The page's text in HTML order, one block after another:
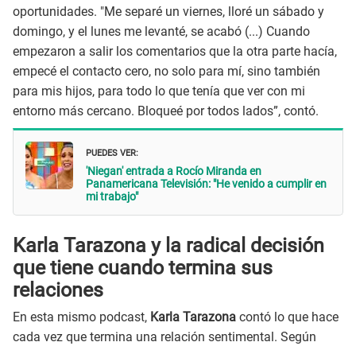
oportunidades. "Me separé un viernes, lloré un sábado y
domingo, y el lunes me levanté, se acabó (...) Cuando
empezaron a salir los comentarios que la otra parte hacía,
empecé el contacto cero, no solo para mí, sino también
para mis hijos, para todo lo que tenía que ver con mi
entorno más cercano. Bloqueé por todos lados”, contó.
PUEDES VER:
'Niegan' entrada a Rocío Miranda en
Panamericana Televisión: "He venido a cumplir en
mi trabajo"
Karla Tarazona y la radical decisión
que tiene cuando termina sus
relaciones
En esta mismo podcast, Karla Tarazona contó lo que hace
cada vez que termina una relación sentimental. Según